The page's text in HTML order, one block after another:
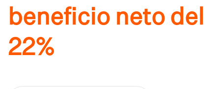
beneficio neto del
22%